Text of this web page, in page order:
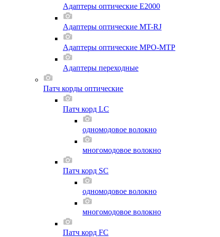
Адаптеры оптические E2000
Адаптеры оптические MT-RJ
Адаптеры оптические MPO-MTP
Адаптеры переходные
Патч корды оптические
Патч корд LC
одномодовое волокно
многомодовое волокно
Патч корд SC
одномодовое волокно
многомодовое волокно
Патч корд FC